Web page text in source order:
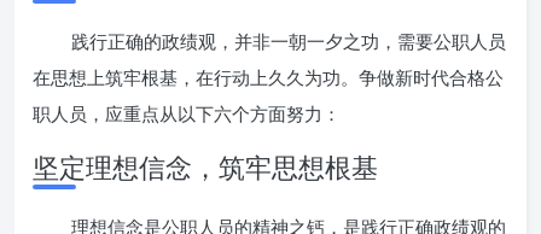
践行正确的政绩观，并非一朝一夕之功，需要公职人员
在思想上筑牢根基，在行动上久久为功。争做新时代合格公
职人员，应重点从以下六个方面努力：
坚定理想信念，筑牢思想根基
理想信念是公职人员的精神之钙，是践行正确政绩观的